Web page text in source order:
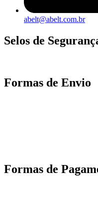
abelt@abelt.com.br
Selos de
Formas de Envio
Formas de